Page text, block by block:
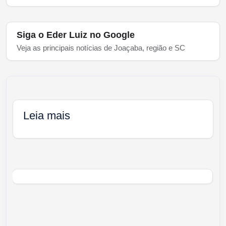
Siga o Eder Luiz no Google
Veja as principais notícias de Joaçaba, região e SC
Leia mais